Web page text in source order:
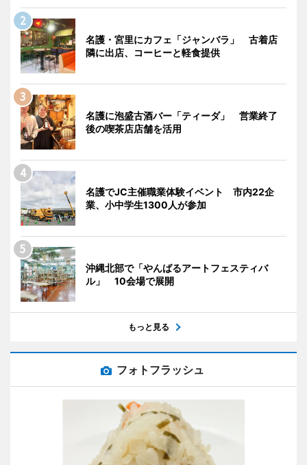
名護・宮里にカフェ「ジャンバラ」 古着店
隣に出店、コーヒーと軽食提供
名護に泡盛古酒バー「ティーダ」 営業終了
後の喫茶店店舗を活用
名護でJC主催職業体験イベント 市内22企
業、小中学生1300人が参加
沖縄北部で「やんばるアートフェスティバ
ル」 10会場で展開
もっと見る
フォトフラッシュ